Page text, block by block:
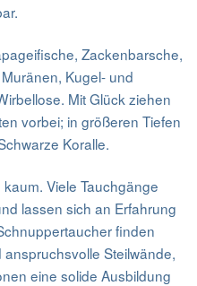
Zackenbarsche,
Kugel- und
Mit Glück ziehen
vorbei; in größeren Tiefen
Koralle.
Viele Tauchgänge
lassen sich an Erfahrung
finden
Steilwände,
eine solide Ausbildung